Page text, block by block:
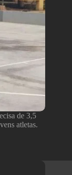
de 3,5
atletas.